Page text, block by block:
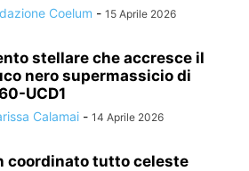
Coelum - 15 Aprile 2026
stellare che accresce il
nero supermassicio di
UCD1
Calamai - 14 Aprile 2026
coordinato tutto celeste